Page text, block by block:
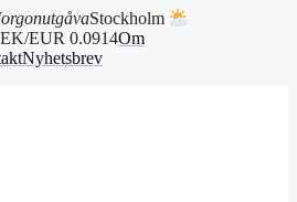
Stockholm
EUR 0.0914Om
Nyhetsbrev